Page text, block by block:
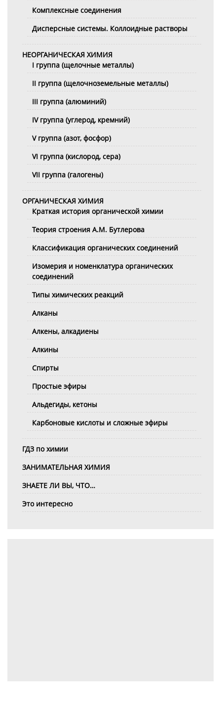
Комплексные соединения
Дисперсные системы. Коллоидные растворы
НЕОРГАНИЧЕСКАЯ ХИМИЯ
I группа (щелочные металлы)
II группа (щелочноземельные металлы)
III группа (алюминий)
IV группа (углерод, кремний)
V группа (азот, фосфор)
VI группа (кислород, сера)
VII группа (галогены)
ОРГАНИЧЕСКАЯ ХИМИЯ
Краткая история органической химии
Теория строения А.М. Бутлерова
Классификация органических соединений
Изомерия и номенклатура органических
соединений
Типы химических реакций
Алканы
Алкены, алкадиены
Алкины
Спирты
Простые эфиры
Альдегиды, кетоны
Карбоновые кислоты и сложные эфиры
ГДЗ по химии
ЗАНИМАТЕЛЬНАЯ ХИМИЯ
ЗНАЕТЕ ЛИ ВЫ, ЧТО…
Это интересно